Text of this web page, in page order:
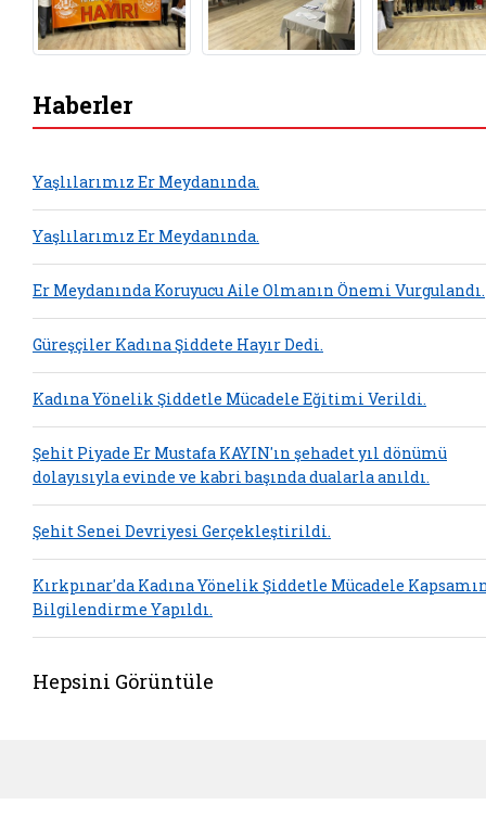
Haberler
Yaşlılarımız Er Meydanında.
Yaşlılarımız Er Meydanında.
Er Meydanında Koruyucu Aile Olmanın Önemi Vurgulandı.
Güreşçiler Kadına Şiddete Hayır Dedi.
Kadına Yönelik Şiddetle Mücadele Eğitimi Verildi.
Şehit Piyade Er Mustafa KAYIN'ın şehadet yıl dönümü
dolayısıyla evinde ve kabri başında dualarla anıldı.
Şehit Senei Devriyesi Gerçekleştirildi.
Kırkpınar'da Kadına Yönelik Şiddetle Mücadele
Bilgilendirme Yapıldı.
Hepsini Görüntüle